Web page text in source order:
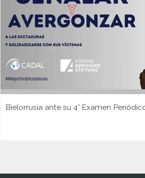
Bielorrusia ante su 4° Examen